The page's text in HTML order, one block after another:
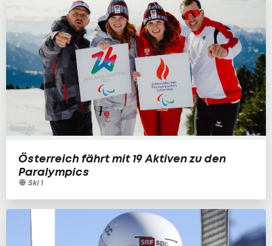
Österreich fährt mit 19 Aktiven zu den
Paralympics
Ski 1